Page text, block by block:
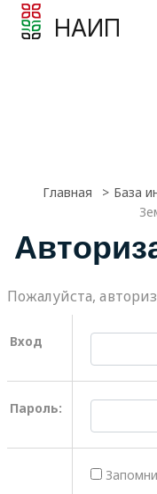
НАИП
Главная
База
Пожалуйста,
Вход
Пароль: